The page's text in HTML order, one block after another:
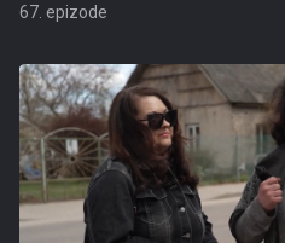
67. epizode